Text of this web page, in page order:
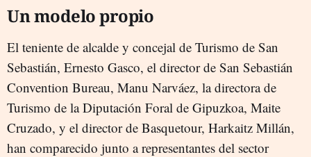
Un modelo propio
El teniente de alcalde y concejal de Turismo de San
Sebastián, Ernesto Gasco, el director de San Sebastián
Convention Bureau, Manu Narváez, la directora de
Turismo de la Diputación Foral de Gipuzkoa, Maite
Cruzado, y el director de Basquetour, Harkaitz Millán,
han comparecido junto a representantes del sector